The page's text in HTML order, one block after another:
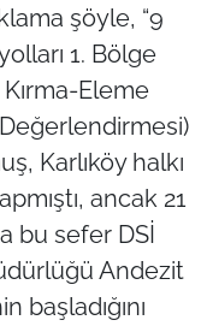
şöyle, “9
1. Bölge
Eleme
Karlıköy halkı
ancak 21
bu sefer DSİ
Andezit
başladığını